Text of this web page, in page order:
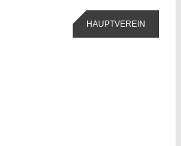
HAUPTVEREIN